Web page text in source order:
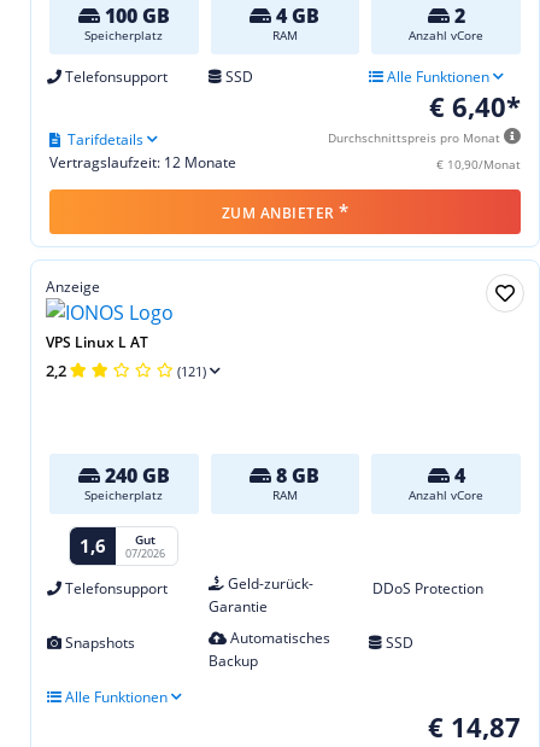
100 GB
Speicherplatz
4 GB
RAM
2
Anzahl vCore
Telefonsupport SSD Alle Funktionen
€ 6,40*
Durchschnittspreis pro Monat
€ 10,90/Monat
Vertragslaufzeit: 12 Monate
Tarifdetails
ZUM ANBIETER *
Anzeige
VPS Linux L AT
2,2 (121)
240 GB
Speicherplatz
8 GB
RAM
4
Anzahl vCore
1,6 Gut
07/2026
Telefonsupport
Geld-zurück-
Garantie
DDoS Protection
Snapshots
Automatisches
Backup
SSD
Alle Funktionen
€ 14,87